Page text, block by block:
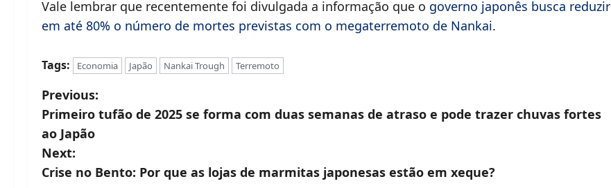
Vale lembrar que recentemente foi divulgada a informação que o governo japonês busca reduzir
em até 80% o número de mortes previstas com o megaterremoto de Nankai.
Tags: Economia Japão Nankai Trough Terremoto
P
o
s
t
Previous:
Primeiro tufão de 2025 se forma com duas semanas de atraso e pode trazer chuvas fortes
ao Japão
Next:
Crise no Bento: Por que as lojas de marmitas japonesas estão em xeque?